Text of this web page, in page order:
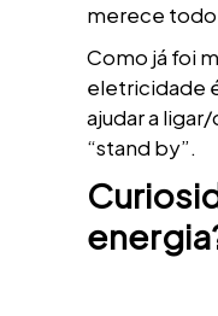
merece
Como já foi
eletricidade
ajudar a
“stand by”.